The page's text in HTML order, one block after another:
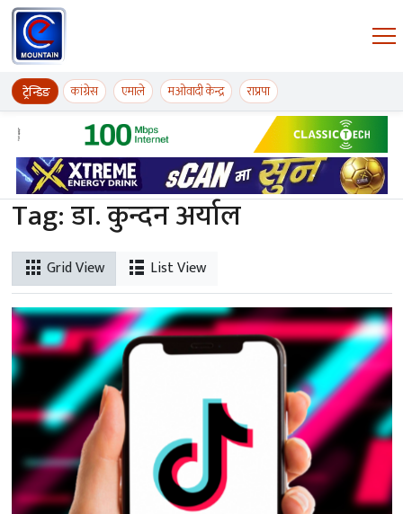
Skip to content
ईमाउण्टेन समाचार
ट्रेन्डिङ कांग्रेस एमाले मओवादी केन्द्र राप्रपा
Tag:डा. कुन्दन अर्याल
Grid View List View